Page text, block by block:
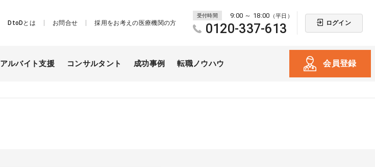
DtoDとは お問合せ 採用をお考えの医療機関の方
受付時間 9:00 ～ 18:00 （平日）
0120-337-613 ログイン
アルバイト支援 コンサルタント 成功事例 転職ノウハウ 会員登録